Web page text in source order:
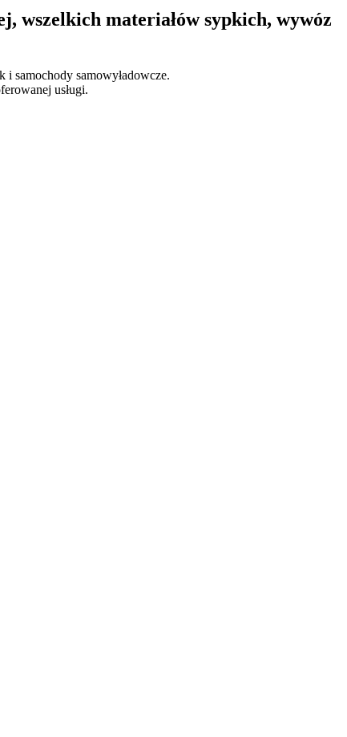
wszelkich materiałów sypkich, wywóz
samochody samowyładowcze.
usługi.